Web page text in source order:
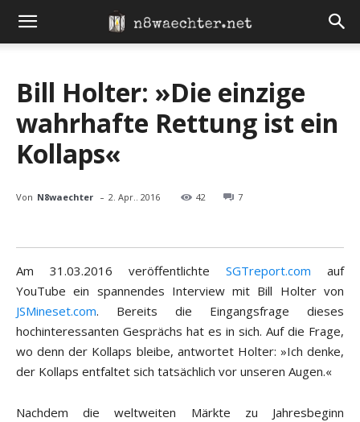
Bill Holter: »Die einzige
wahrhafte Rettung ist ein
Kollaps«
Von N8waechter - 2. Apr.. 2016 42 7
Am 31.03.2016 veröffentlichte SGTreport.com auf
YouTube ein spannendes Interview mit Bill Holter von
JSMineset.com. Bereits die Eingangsfrage dieses
hochinteressanten Gesprächs hat es in sich. Auf die Frage,
wo denn der Kollaps bleibe, antwortet Holter: »Ich denke,
der Kollaps entfaltet sich tatsächlich vor unseren Augen.«
Nachdem die weltweiten Märkte zu Jahresbeginn